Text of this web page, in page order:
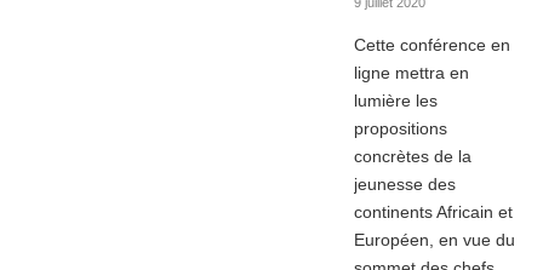
Cette conférence en
ligne mettra en
lumière les
propositions
concrètes de la
jeunesse des
continents Africain et
Européen, en vue du